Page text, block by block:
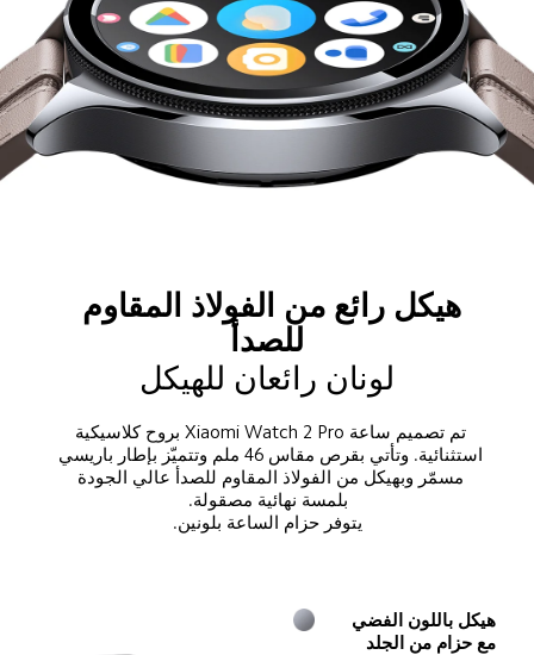
هيكل رائع من الفولاذ المقاوم
للصدأ
لونان رائعان للهيكل
تم تصميم ساعة Xiaomi Watch 2 Pro بروح كلاسيكية
استثنائية. وتأتي بقرص مقاس 46 ملم وتتميّز بإطار باريسي
مسمّر وبهيكل من الفولاذ المقاوم للصدأ عالي الجودة
يتوفر حزام الساعة بلونين.
هيكل باللون الفضي
مع حزام من الجلد